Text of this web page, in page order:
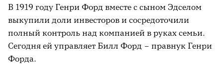
В 1919 году Генри Форд вместе с сыном Эдселом
выкупили доли инвесторов и сосредоточили
полный контроль над компанией в руках семьи.
Сегодня ей управляет Билл Форд – правнук Генри
Форда.